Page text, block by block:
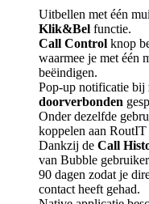
Uitbellen met één
Klik&Bel functie.
Call Control knop
waarmee je met één
beëindigen.
Pop-up notificatie bij
doorverbonden
Onder dezelfde
koppelen aan
Dankzij de Call
van Bubble
90 dagen zodat je
contact heeft gehad.